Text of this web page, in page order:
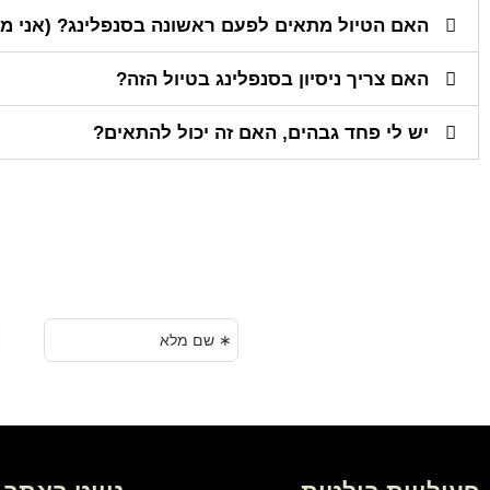
האם הטיול מתאים לפעם ראשונה בסנפלינג? (אני
האם צריך ניסיון בסנפלינג בטיול הזה?
יש לי פחד גבהים, האם זה יכול להתאים?